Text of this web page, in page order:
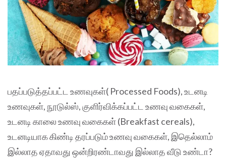
பதப்படுத்தப்பட்ட உணவுகள்( Processed Foods), உடனடி
உணவுகள், நூடுல்ஸ், குளிர்விக்கப்பட்ட உணவு வகைகள்,
உடனடி காலை உணவு வகைகள் (Breakfast cereals),
உடனடியாக கிண்டி தரப்படும் உணவு வகைகள், இதெல்லாம்
இல்லாத ஏதாவது ஒன்றிரண்டாவது இல்லாத வீடு உண்டா?